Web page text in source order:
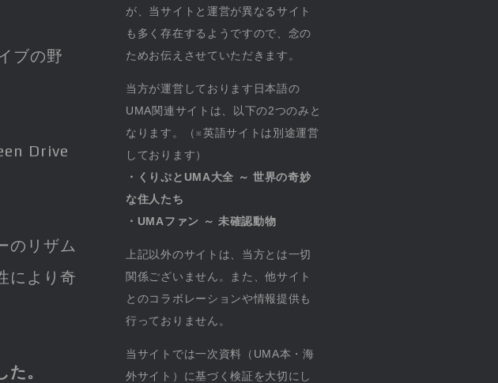
ブの野
Drive
のリザム
により奇
。
が、当サイトと運営が異なるサイト
も多く存在するようですので、念の
ためお伝えさせていただきます。
当方が運営しております日本語の
UMA関連サイトは、以下の2つのみと
なります。（※英語サイトは別途運営
しております）
・くりぷとUMA大全 ～ 世界の奇妙
な住人たち
・UMAファン ～ 未確認動物
上記以外のサイトは、当方とは一切
関係ございません。また、他サイト
とのコラボレーションや情報提供も
行っておりません。
当サイトでは一次資料（UMA本・海
外サイト）に基づく検証を大切にし